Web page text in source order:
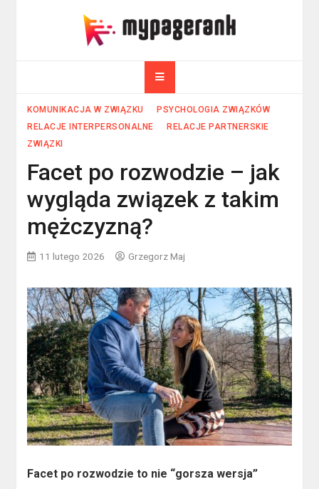
myPageRank.pl
KOMUNIKACJA W ZWIĄZKU
PSYCHOLOGIA ZWIĄZKÓW
RELACJE INTERPERSONALNE
RELACJE PARTNERSKIE
ZWIĄZKI
Facet po rozwodzie – jak
wygląda związek z takim
mężczyzną?
11 lutego 2026 Grzegorz Maj
Facet po rozwodzie to nie “gorsza wersja”